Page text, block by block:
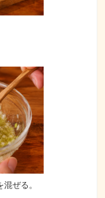
ぜる。